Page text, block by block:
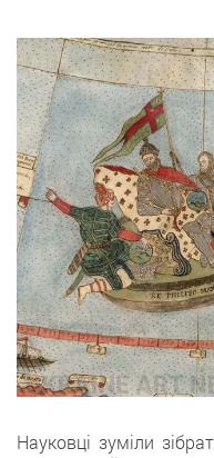
Науковці зуміли